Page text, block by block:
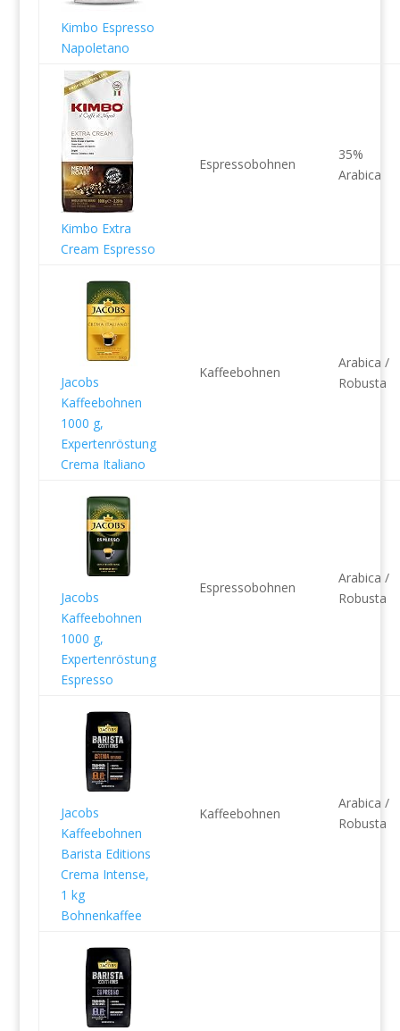
Kimbo Espresso
Napoletano
Kimbo Extra
Cream Espresso
Espressobohnen
35%
Arabica
Jacobs
Kaffeebohnen
1000 g,
Expertenröstung
Crema Italiano
Kaffeebohnen
Arabica /
Robusta
Jacobs
Kaffeebohnen
1000 g,
Expertenröstung
Espresso
Espressobohnen
Arabica /
Robusta
Jacobs
Kaffeebohnen
Barista Editions
Crema Intense,
1 kg
Bohnenkaffee
Kaffeebohnen
Arabica /
Robusta